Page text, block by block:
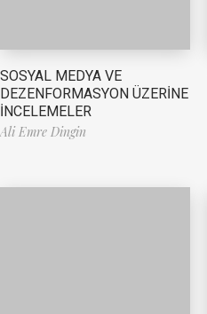
SOSYAL MEDYA VE
DEZENFORMASYON ÜZERİNE
İNCELEMELER
Ali Emre Dingin